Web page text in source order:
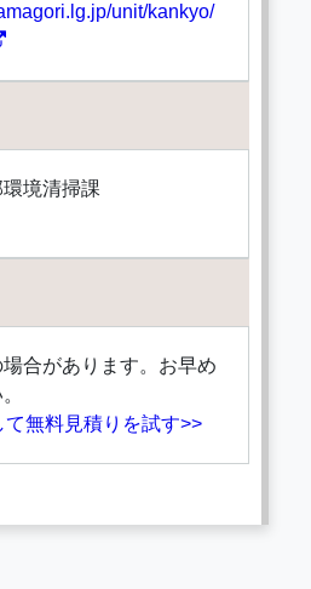
unit/kankyo/
境清掃課
合があります。お早め
無料見積りを試す>>